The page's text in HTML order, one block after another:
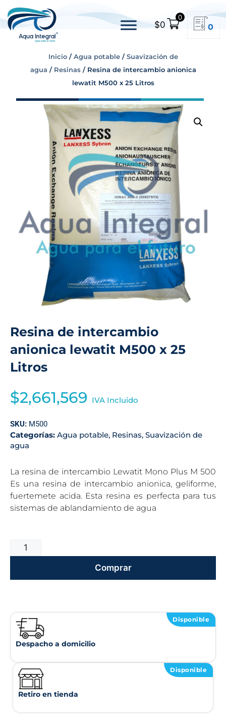
$0
0
0
Inicio/Agua potable/Suavización de
agua / Resinas/ Resina de intercambio anionica
lewatit M500 x 25 Litros
Resina de intercambio
anionica lewatit M500 x 25
Litros
$2,661,569 IVA Incluido
SKU: M500
Categorías: Agua potable, Resinas, Suavización de
agua
La resina de intercambio Lewatit Mono Plus M 500
Es una resina de intercambio anionica, geliforme,
fuertemete acida. Esta resina es perfecta para tus
sistemas de ablandamiento de agua
Comprar
Disponible
Despacho a domicilio
Disponible
Retiro en tienda